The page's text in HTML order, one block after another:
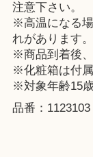
注意下さい。
※高温になる
れがあります。
※商品到着後、
※化粧箱は付属
※対象年齢15歳
品番：